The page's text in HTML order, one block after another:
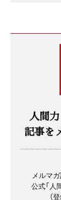
人間
記事を
メルマ
公式「人
（